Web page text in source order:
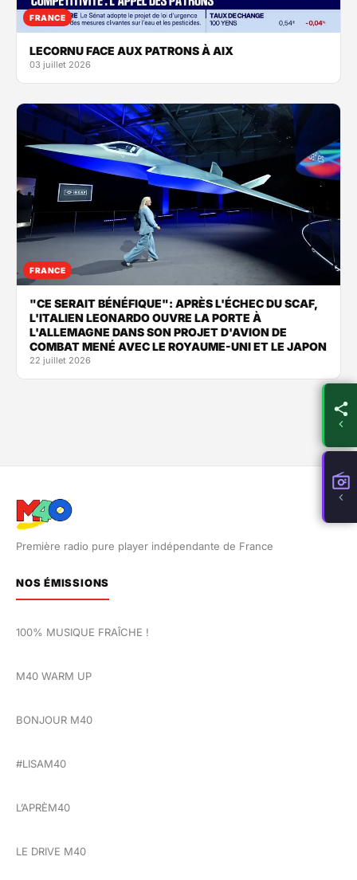
FRANCE
LECORNU FACE AUX PATRONS À AIX
03 juillet 2026
FRANCE
"CE SERAIT BÉNÉFIQUE": APRÈS L'ÉCHEC DU SCAF,
L'ITALIEN LEONARDO OUVRE LA PORTE À
L'ALLEMAGNE DANS SON PROJET D'AVION DE
COMBAT MENÉ AVEC LE ROYAUME-UNI ET LE JAPON
22 juillet 2026
Première radio pure player indépendante de France
NOS ÉMISSIONS
100% MUSIQUE FRAÎCHE !
M40 WARM UP
BONJOUR M40
#LISAM40
L’APRÈM40
LE DRIVE M40